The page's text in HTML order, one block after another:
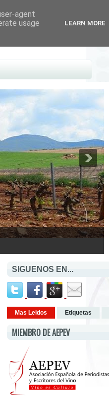
SIGUENOS EN...
Mas Leidos Etiquetas
MIEMBRO DE AEPEV
agent
usage
LEARN MORE